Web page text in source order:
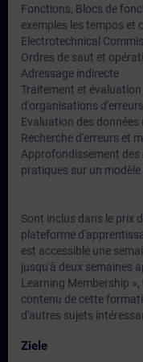
Fonctions, Blocs de
exemples les tempos et
Electrotechnical
Ordres de saut et
Adressage indirecte
Traitement et
d'organisations
Evaluation des
Recherche d'erreurs et
Approfondissement des
pratiques sur un modèle
Sont inclus dans le prix
plateforme
est accessible une
jusqu'à deux semaines
Learning Membership
contenu de cette
d'autres sujets
Ziele